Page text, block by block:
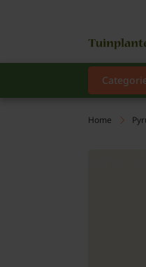
Home